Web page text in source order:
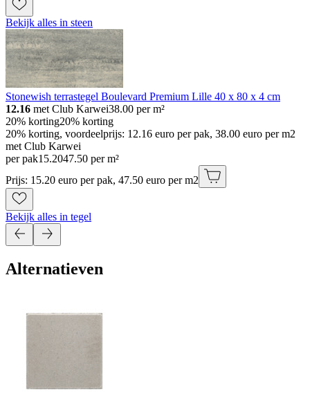
Bekijk alles in steen
Stonewish terrastegel Boulevard Premium Lille 40 x 80 x 4 cm
12.16 met Club Karwei38.00 per m²
20% korting20% korting
20% korting, voordeelprijs: 12.16 euro per pak, 38.00 euro per m2
met Club Karwei
per pak15.2047.50 per m²
Prijs: 15.20 euro per pak, 47.50 euro per m2
Bekijk alles in tegel
Alternatieven